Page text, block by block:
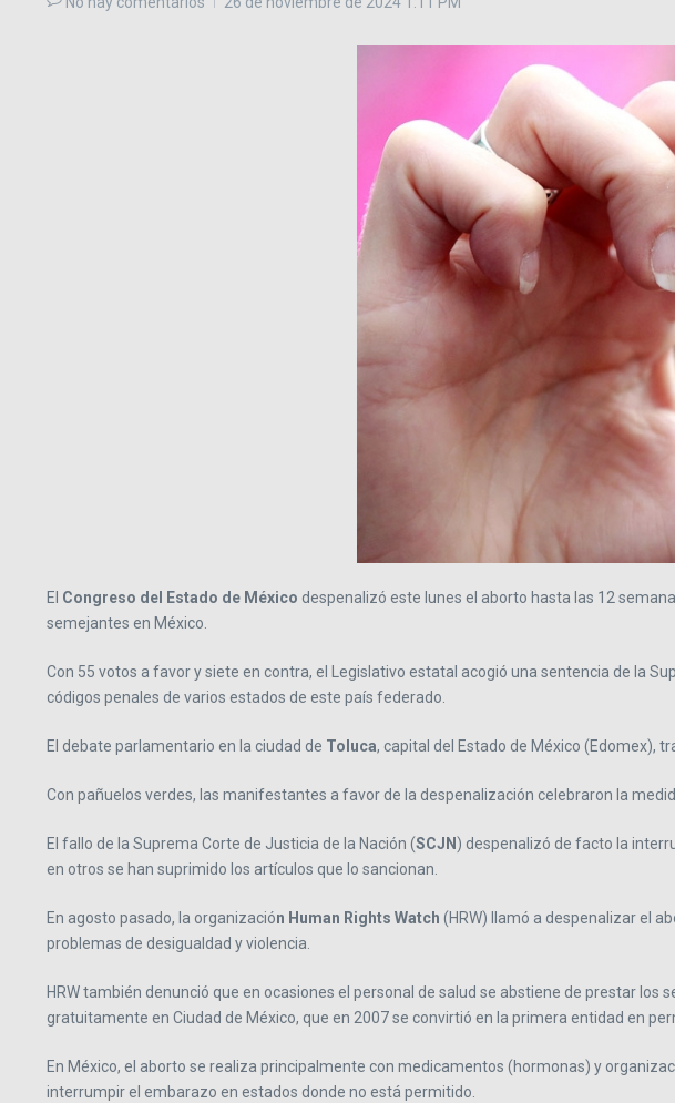
El Congreso del Estado de México despenalizó este lunes el aborto hasta las 12
semejantes en México.
Con 55 votos a favor y siete en contra, el Legislativo estatal acogió una sentencia de la
códigos penales de varios estados de este país federado.
El debate parlamentario en la ciudad de Toluca, capital del Estado de México (Edomex),
Con pañuelos verdes, las manifestantes a favor de la despenalización celebraron la
El fallo de la Suprema Corte de Justicia de la Nación (SCJN ) despenalizó de facto la
en otros se han suprimido los artículos que lo sancionan.
En agosto pasado, la organización Human Rights Watch (HRW) llamó a despenalizar el
problemas de desigualdad y violencia.
HRW también denunció que en ocasiones el personal de salud se abstiene de prestar
gratuitamente en Ciudad de México, que en 2007 se convirtió en la primera entidad en
En México, el aborto se realiza principalmente con medicamentos (hormonas) y
interrumpir el embarazo en estados donde no está permitido.